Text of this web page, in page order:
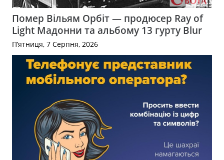
Помер Вільям Орбіт — продюсер Ray of
Light Мадонни та альбому 13 гурту Blur
П’ятниця, 7 Серпня, 2026